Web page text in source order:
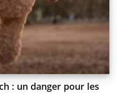
: un danger pour les